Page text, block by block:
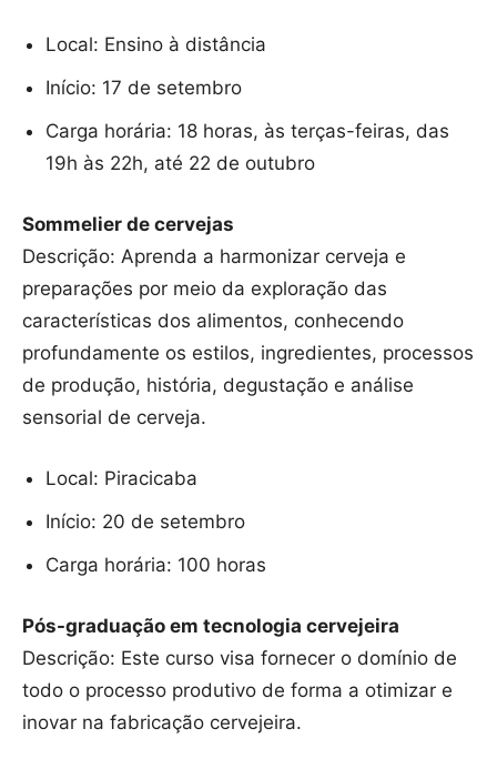
Local: Ensino à distância
Início: 17 de setembro
Carga horária: 18 horas, às terças-feiras, das
19h às 22h, até 22 de outubro
Sommelier de cervejas
Descrição: Aprenda a harmonizar cerveja e
preparações por meio da exploração das
características dos alimentos, conhecendo
profundamente os estilos, ingredientes, processos
de produção, história, degustação e análise
sensorial de cerveja.
Local: Piracicaba
Início: 20 de setembro
Carga horária: 100 horas
Pós-graduação em tecnologia cervejeira
Descrição: Este curso visa fornecer o domínio de
todo o processo produtivo de forma a otimizar e
inovar na fabricação cervejeira.